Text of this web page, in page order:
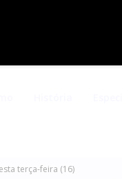
terça-feira (16)